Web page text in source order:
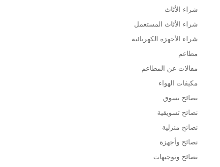
شراء الأثاث
شراء الأثاث المستعمل
شراء الأجهزة الكهربائية
مطاعم
مقالات عن المطاعم
مكيفات الهواء
نصائح تسوق
نصائح تسويقية
نصائح منزلية
نصائح وأجهزة
نصائح وتوجيهات